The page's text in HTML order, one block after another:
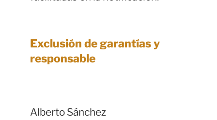
Exclusión de garantías y
responsable
Alberto Sánchez